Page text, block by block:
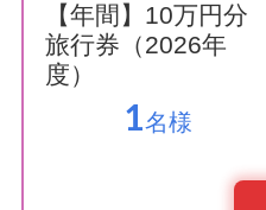
【年間】10万円分
旅行券（2026年
度）
1名様